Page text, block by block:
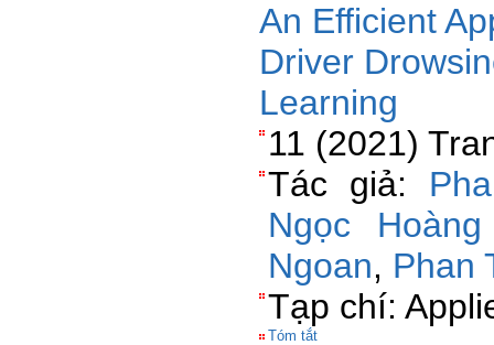
An Efficient
Driver
Learning
11 (2021)
Tác giả:
Ngọc
Ngoan, Phan
Tạp chí:
Tóm tắt